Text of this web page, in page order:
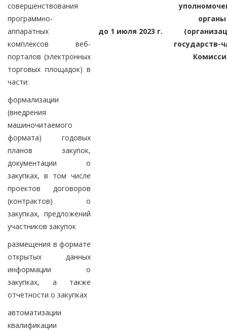
совершенствования
программно-
аппаратных
комплексов веб-
порталов (электронных
торговых площадок) в
части:
до 1 июля 2023 г.
органы
государств-
формализации
(внедрения
машиночитаемого
формата) годовых
планов закупок,
документации о
закупках, в том числе
проектов договоров
(контрактов) о
закупках, предложений
участников закупок
размещения в формате
открытых данных
информации о
закупках, а также
отчетности о закупках
автоматизации
квалификации